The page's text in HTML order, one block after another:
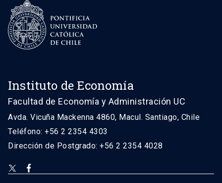
Instituto de Economía
Facultad de Economía y Administración UC
Avda. Vicuña Mackenna 4860, Macul. Santiago, Chile
Teléfono: +56 2 2354 4303
Dirección de Postgrado: +56 2 2354 4028